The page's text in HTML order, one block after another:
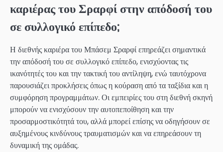
καριέρας του Σραρφί στην απόδοσή του
σε συλλογικό επίπεδο;
Η διεθνής καριέρα του Μπάσεμ Σραρφί επηρεάζει σημαντικά
την απόδοσή του σε συλλογικό επίπεδο, ενισχύοντας τις
ικανότητές του και την τακτική του αντίληψη, ενώ ταυτόχρονα
παρουσιάζει προκλήσεις όπως η κούραση από τα ταξίδια και η
συμφόρηση προγραμμάτων. Οι εμπειρίες του στη διεθνή σκηνή
μπορούν να ενισχύσουν την αυτοπεποίθηση και την
προσαρμοστικότητά του, αλλά μπορεί επίσης να οδηγήσουν σε
αυξημένους κινδύνους τραυματισμών και να επηρεάσουν τη
δυναμική της ομάδας.